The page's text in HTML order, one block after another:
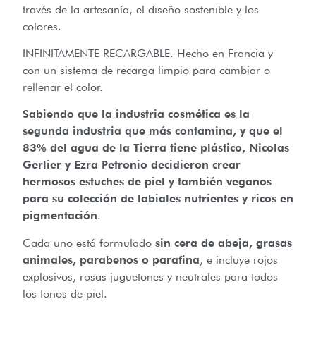
través de la artesanía, el diseño sostenible y los
colores.
INFINITAMENTE RECARGABLE. Hecho en Francia y
con un sistema de recarga limpio para cambiar o
rellenar el color.
Sabiendo que la industria cosmética es la
segunda industria que más contamina, y que el
83% del agua de la Tierra tiene plástico, Nicolas
Gerlier y Ezra Petronio decidieron crear
hermosos estuches de piel y también veganos
para su colección de labiales nutrientes y ricos en
pigmentación.
Cada uno está formulado sin cera de abeja, grasas
animales, parabenos o parafina, e incluye rojos
explosivos, rosas juguetones y neutrales para todos
los tonos de piel.